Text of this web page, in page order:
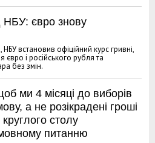
НБУ: євро знову
встановив офіційний курс гривні,
євро і російського рубля та
без змін.
ми 4 місяці до виборів
а не розікрадені гроші
столу
питанню